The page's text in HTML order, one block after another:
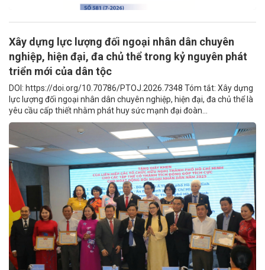
Xây dựng lực lượng đối ngoại nhân dân chuyên
nghiệp, hiện đại, đa chủ thể trong kỷ nguyên phát
triển mới của dân tộc
DOI: https://doi.org/10.70786/PTOJ.2026.7348 Tóm tắt: Xây dựng
lực lượng đối ngoại nhân dân chuyên nghiệp, hiện đại, đa chủ thể là
yêu cầu cấp thiết nhằm phát huy sức mạnh đại đoàn...